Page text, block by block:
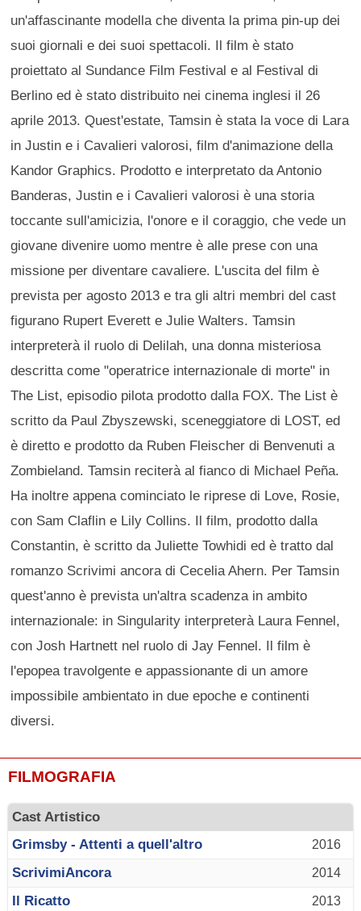
un'affascinante modella che diventa la prima pin-up dei
suoi giornali e dei suoi spettacoli. Il film è stato
proiettato al Sundance Film Festival e al Festival di
Berlino ed è stato distribuito nei cinema inglesi il 26
aprile 2013. Quest'estate, Tamsin è stata la voce di Lara
in Justin e i Cavalieri valorosi, film d'animazione della
Kandor Graphics. Prodotto e interpretato da Antonio
Banderas, Justin e i Cavalieri valorosi è una storia
toccante sull'amicizia, l'onore e il coraggio, che vede un
giovane divenire uomo mentre è alle prese con una
missione per diventare cavaliere. L'uscita del film è
prevista per agosto 2013 e tra gli altri membri del cast
figurano Rupert Everett e Julie Walters. Tamsin
interpreterà il ruolo di Delilah, una donna misteriosa
descritta come "operatrice internazionale di morte" in
The List, episodio pilota prodotto dalla FOX. The List è
scritto da Paul Zbyszewski, sceneggiatore di LOST, ed
è diretto e prodotto da Ruben Fleischer di Benvenuti a
Zombieland. Tamsin reciterà al fianco di Michael Peña.
Ha inoltre appena cominciato le riprese di Love, Rosie,
con Sam Claflin e Lily Collins. Il film, prodotto dalla
Constantin, è scritto da Juliette Towhidi ed è tratto dal
romanzo Scrivimi ancora di Cecelia Ahern. Per Tamsin
quest'anno è prevista un'altra scadenza in ambito
internazionale: in Singularity interpreterà Laura Fennel,
con Josh Hartnett nel ruolo di Jay Fennel. Il film è
l'epopea travolgente e appassionante di un amore
impossibile ambientato in due epoche e continenti
diversi.
FILMOGRAFIA
Cast Artistico
2016
Grimsby - Attenti a quell'altro
2014
ScrivimiAncora
2013
Il Ricatto